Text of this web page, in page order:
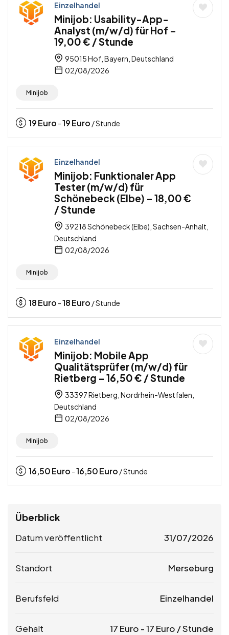
Einzelhandel
Minijob: Usability-App-
Analyst (m/w/d) für Hof –
19,00 € / Stunde
95015 Hof, Bayern, Deutschland
02/08/2026
Minijob
19Euro -19Euro / Stunde
Einzelhandel
Minijob: Funktionaler App
Tester (m/w/d) für
Schönebeck (Elbe) – 18,00 €
/ Stunde
39218 Schönebeck (Elbe), Sachsen-Anhalt,
Deutschland
02/08/2026
Minijob
18Euro -18Euro / Stunde
Einzelhandel
Minijob: Mobile App
Qualitätsprüfer (m/w/d) für
Rietberg – 16,50 € / Stunde
33397 Rietberg, Nordrhein-Westfalen,
Deutschland
02/08/2026
Minijob
16,50Euro -16,50Euro / Stunde
Überblick
Datum veröffentlicht 31/07/2026
Standort Merseburg
Berufsfeld Einzelhandel
Gehalt 17 Euro -17 Euro / Stunde